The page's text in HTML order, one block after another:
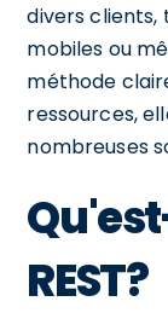
divers clients,
mobiles ou
méthode
ressources,
nombreuses
REST?